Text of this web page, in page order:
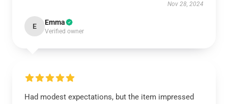
Nov 28, 2024
E Emma
Verified owner
Had modest expectations, but the item impressed